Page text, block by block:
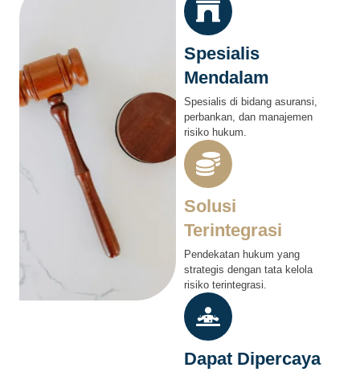
Spesialis
Mendalam
Spesialis di bidang asuransi,
perbankan, dan manajemen
risiko hukum.
Solusi
Terintegrasi
Pendekatan hukum yang
strategis dengan tata kelola
risiko terintegrasi.
Dapat Dipercaya